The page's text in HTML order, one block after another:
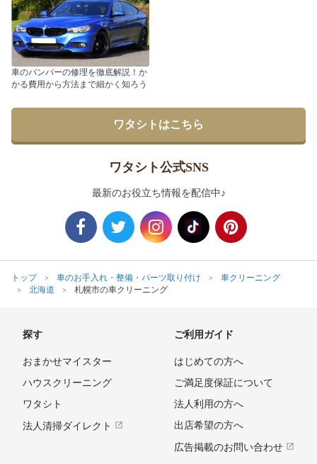
車のバンパーの修理を徹底解説！か
かる費用から方法まで細かく知ろう
ワタシトはこちら
ワタシト公式SNS
最新のお役立ち情報を配信中♪
トップ 車のお手入れ・整備・パーツ取り付け
車クリーニング
北海道
札幌市の車クリーニング
探す
おまかせマイスター
ハウスクリーニング
ワタシト
法人清掃ダイレクト
ご利用ガイド
はじめての方へ
ご満足度保証について
法人利用の方へ
出店希望の方へ
広告掲載のお問い合わせ